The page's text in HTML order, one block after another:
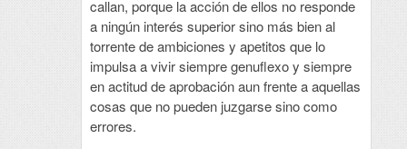
callan, porque la acción de ellos no responde
a ningún interés superior sino más bien al
torrente de ambiciones y apetitos que lo
impulsa a vivir siempre genuflexo y siempre
en actitud de aprobación aun frente a aquellas
cosas que no pueden juzgarse sino como
errores.